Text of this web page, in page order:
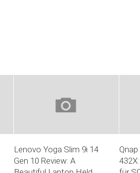
Lenovo Yoga Slim 9i 14
Gen 10 Review: A